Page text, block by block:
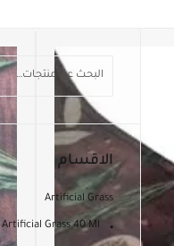
الاقسام
Artificial Grass
Artificial Grass 40 Ml